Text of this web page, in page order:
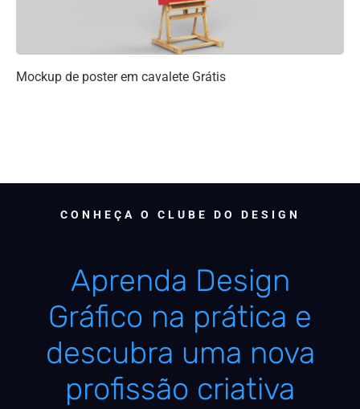
Mockup de poster em cavalete Grátis
CONHEÇA O CLUBE DO DESIGN
Aprenda Design
Gráfico na prática e
descubra uma nova
profissão criativa